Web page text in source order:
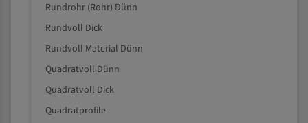
Rundrohr (Rohr) Dünn
Rundvoll Dick
Rundvoll Material Dünn
Quadratvoll Dünn
Quadratvoll Dick
Quadratprofile